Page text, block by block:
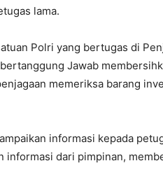
lama.
Polri yang bertugas di
Jawab
memeriksa barang
informasi kepada
informasi dari pimpinan,